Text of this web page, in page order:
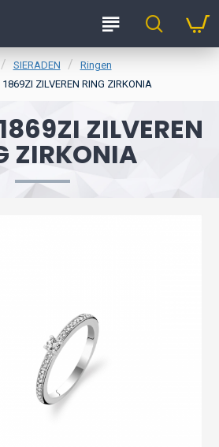
SIERADEN
Ringen
1869ZI ZILVEREN RING ZIRKONIA
ZILVEREN
ZIRKONIA